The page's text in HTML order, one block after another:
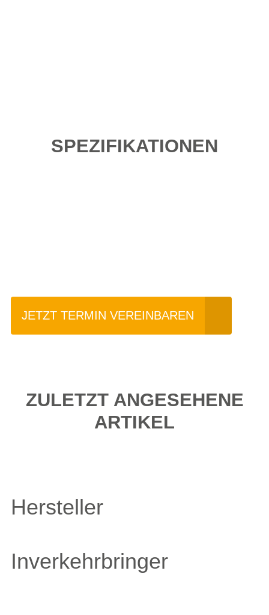
SPEZIFIKATIONEN
JETZT TERMIN VEREINBAREN
ZULETZT ANGESEHENE
ARTIKEL
Hersteller
Inverkehrbringer